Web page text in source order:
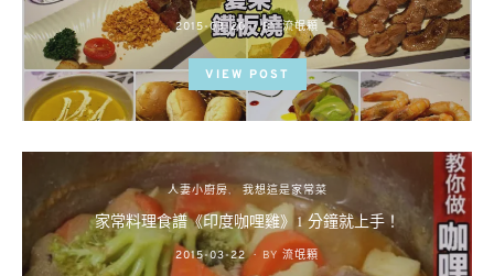
POSTED
ON
2015-03-20 BY 流氓顆
VIEW POST
人妻小廚房 我想這是家常菜
家常料理食譜《印度咖哩雞》1 分鐘就上手！
POSTED
2015-03-22 BY 流氓顆